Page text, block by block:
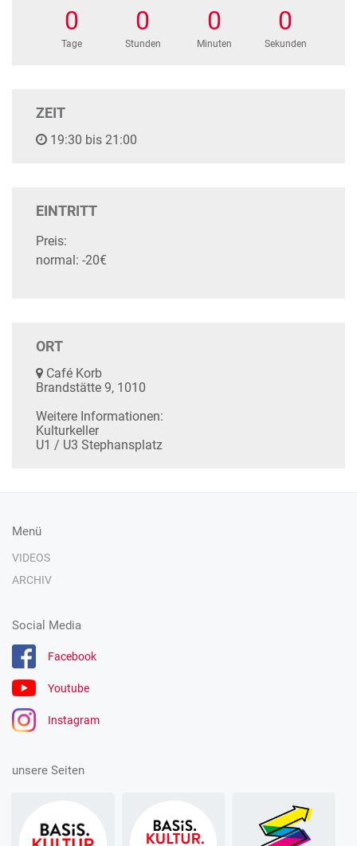
0
Tage
0
Stunden
0
Minuten
0
Sekunden
ZEIT
19:30 bis 21:00
EINTRITT
Preis:
normal: -20€
ORT
Café Korb
Brandstätte 9, 1010
Weitere Informationen:
Kulturkeller
U1 / U3 Stephansplatz
Menü
VIDEOS
ARCHIV
Social Media
Facebook
Youtube
Instagram
unsere Seiten